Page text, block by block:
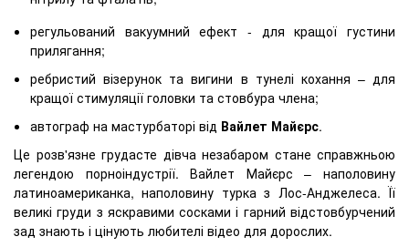
регульований вакуумний ефект - для кращої густини
прилягання;
ребристий візерунок та вигини в тунелі кохання – для
кращої стимуляції головки та стовбура члена;
автограф на мастурбаторі від Вайлет Майєрс.
Це розв'язне грудасте дівча незабаром стане справжньою
легендою порноіндустрії. Вайлет Майєрс – наполовину
латиноамериканка, наполовину турка з Лос-Анджелеса. Її
великі груди з яскравими сосками і гарний відстовбурчений
зад знають і цінують любителі відео для дорослих.